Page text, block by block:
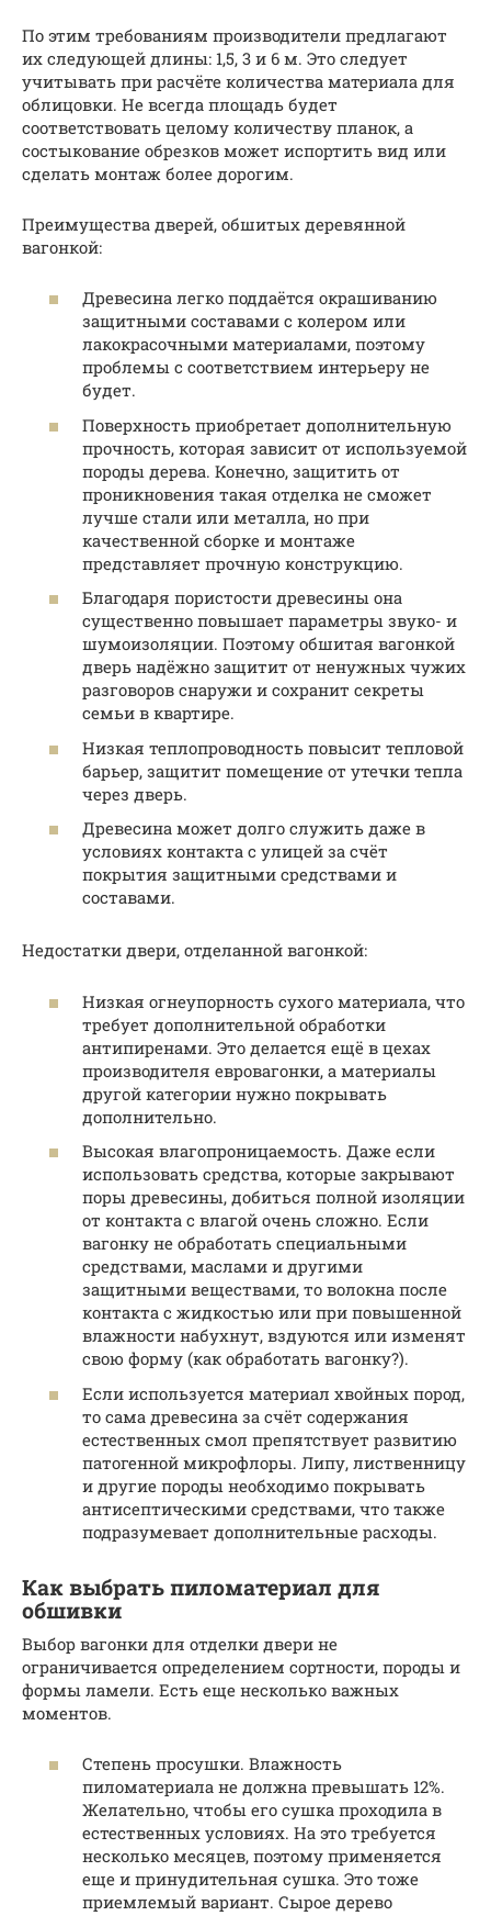
По этим требованиям производители предлагают
их следующей длины: 1,5, 3 и 6 м. Это следует
учитывать при расчёте количества материала для
облицовки. Не всегда площадь будет
соответствовать целому количеству планок, а
состыкование обрезков может испортить вид или
сделать монтаж более дорогим.
Преимущества дверей, обшитых деревянной
вагонкой:
Древесина легко поддаётся окрашиванию
защитными составами с колером или
лакокрасочными материалами, поэтому
проблемы с соответствием интерьеру не
будет.
Поверхность приобретает дополнительную
прочность, которая зависит от используемой
породы дерева. Конечно, защитить от
проникновения такая отделка не сможет
лучше стали или металла, но при
качественной сборке и монтаже
представляет прочную конструкцию.
Благодаря пористости древесины она
существенно повышает параметры звуко- и
шумоизоляции. Поэтому обшитая вагонкой
дверь надёжно защитит от ненужных чужих
разговоров снаружи и сохранит секреты
семьи в квартире.
Низкая теплопроводность повысит тепловой
барьер, защитит помещение от утечки тепла
через дверь.
Древесина может долго служить даже в
условиях контакта с улицей за счёт
покрытия защитными средствами и
составами.
Недостатки двери, отделанной вагонкой:
Низкая огнеупорность сухого материала, что
требует дополнительной обработки
антипиренами. Это делается ещё в цехах
производителя евровагонки, а материалы
другой категории нужно покрывать
дополнительно.
Высокая влагопроницаемость. Даже если
использовать средства, которые закрывают
поры древесины, добиться полной изоляции
от контакта с влагой очень сложно. Если
вагонку не обработать специальными
средствами, маслами и другими
защитными веществами, то волокна после
контакта с жидкостью или при повышенной
влажности набухнут, вздуются или изменят
свою форму (как обработать вагонку?).
Если используется материал хвойных пород,
то сама древесина за счёт содержания
естественных смол препятствует развитию
патогенной микрофлоры. Липу, лиственницу
и другие породы необходимо покрывать
антисептическими средствами, что также
подразумевает дополнительные расходы.
Как выбрать пиломатериал для
обшивки
Выбор вагонки для отделки двери не
ограничивается определением сортности, породы и
формы ламели. Есть еще несколько важных
моментов.
Степень просушки. Влажность
пиломатериала не должна превышать 12%.
Желательно, чтобы его сушка проходила в
естественных условиях. На это требуется
несколько месяцев, поэтому применяется
еще и принудительная сушка. Это тоже
приемлемый вариант. Сырое дерево